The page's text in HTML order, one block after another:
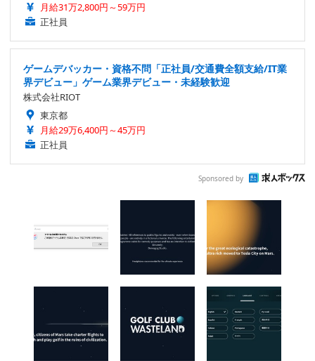
月給31万2,800円～59万円
正社員
ゲームデバッカー・資格不問「正社員/交通費全額支給/IT業
界デビュー」ゲーム業界デビュー・未経験歓迎
株式会社RIOT
東京都
月給29万6,400円～45万円
正社員
Sponsored by